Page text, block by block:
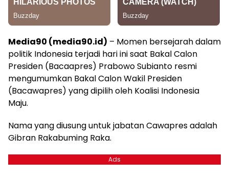
Media90 (media90.id) – Momen bersejarah dalam
politik Indonesia terjadi hari ini saat Bakal Calon
Presiden (Bacaapres) Prabowo Subianto resmi
mengumumkan Bakal Calon Wakil Presiden
(Bacawapres) yang dipilih oleh Koalisi Indonesia
Maju.
Nama yang diusung untuk jabatan Cawapres adalah
Gibran Rakabuming Raka.
Ads